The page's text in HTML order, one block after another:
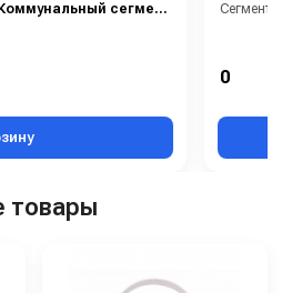
Коммунальный сегмент
Сегмент:
0
товары